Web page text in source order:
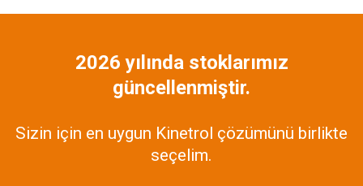
2026 yılında stoklarımız
güncellenmiştir.
Sizin için en uygun Kinetrol çözümünü birlikte
seçelim.